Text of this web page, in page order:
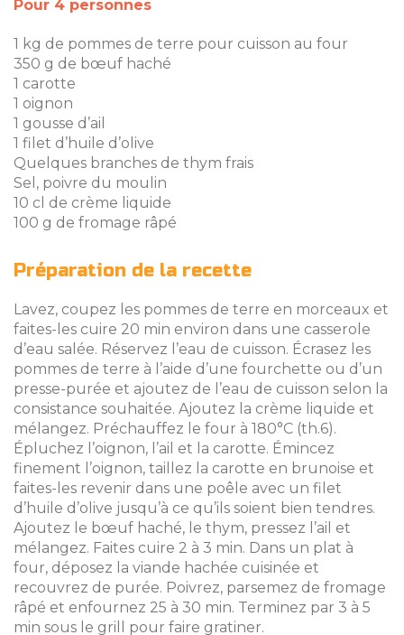
Pour 4 personnes
1 kg de pommes de terre pour cuisson au four
350 g de bœuf haché
1 carotte
1 oignon
1 gousse d’ail
1 filet d’huile d’olive
Quelques branches de thym frais
Sel, poivre du moulin
10 cl de crème liquide
100 g de fromage râpé
Préparation de la recette
Lavez, coupez les pommes de terre en morceaux et
faites-les cuire 20 min environ dans une casserole
d’eau salée. Réservez l’eau de cuisson. Écrasez les
pommes de terre à l’aide d’une fourchette ou d’un
presse-purée et ajoutez de l’eau de cuisson selon la
consistance souhaitée. Ajoutez la crème liquide et
mélangez. Préchauffez le four à 180°C (th.6).
Épluchez l’oignon, l’ail et la carotte. Émincez
finement l’oignon, taillez la carotte en brunoise et
faites-les revenir dans une poêle avec un filet
d’huile d’olive jusqu’à ce qu’ils soient bien tendres.
Ajoutez le bœuf haché, le thym, pressez l’ail et
mélangez. Faites cuire 2 à 3 min. Dans un plat à
four, déposez la viande hachée cuisinée et
recouvrez de purée. Poivrez, parsemez de fromage
râpé et enfournez 25 à 30 min. Terminez par 3 à 5
min sous le grill pour faire gratiner.